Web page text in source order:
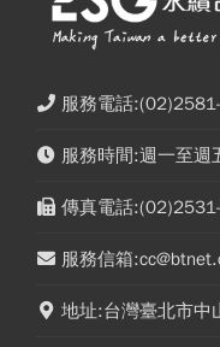
服務電話
服務時間:週一至
傳真電話
服務信箱
地址:台灣臺北市中